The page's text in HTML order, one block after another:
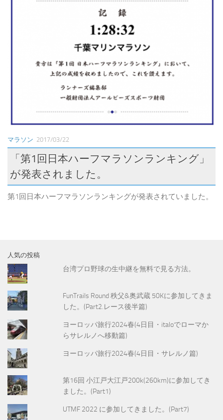
マラソン 2017/03/22
「第1回日本ハーフマラソンランキング」
が発表されました。
第1回日本ハーフマラソンランキングが発表されていました。
人気の投稿
台湾プロ野球の生中継を無料で見る方法。
FunTrails Round 秩父&奥武蔵 50Kに参加してきま
した。(Part2.レース後半篇)
ヨーロッパ旅行2024春(4日目・italoでローマか
らサレルノへ移動篇)
ヨーロッパ旅行2024春(4日目・サレルノ篇)
第16回 小江戸大江戸200k(260km)に参加してき
ました。(Part1)
UTMF 2022 に参加してきました。(Part7)